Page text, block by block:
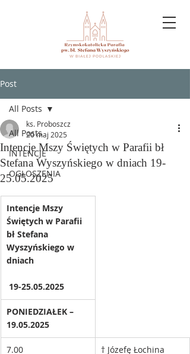
Post
All Posts
INTENCJE
OGŁOSZENIA
All Posts
Intencje Mszy Świętych w Parafii bł
Stefana Wyszyńskiego w dniach 19-
25.05.2025
ks. Proboszcz
20 maj 2025
Intencje Mszy
Świętych w Parafii
bł Stefana
Wyszyńskiego w
dniach
19-25.05.2025
PONIEDZIAŁEK –
19.05.2025
7.00
† Józefę Łochina